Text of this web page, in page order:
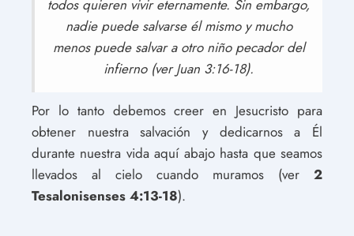
todos quieren vivir eternamente. Sin embargo,
nadie puede salvarse él mismo y mucho
menos puede salvar a otro niño pecador del
infierno (ver Juan 3:16-18).
Por lo tanto debemos creer en Jesucristo para
obtener nuestra salvación y dedicarnos a Él
durante nuestra vida aquí abajo hasta que seamos
llevados al cielo cuando muramos (ver 2
Tesalonisenses 4:13-18).